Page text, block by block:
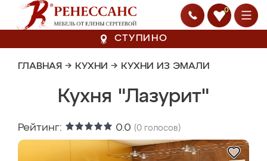
0
СТУПИНО
ГЛАВНАЯ → КУХНИ → КУХНИ ИЗ ЭМАЛИ
Кухня "Лазурит"
Рейтинг: 0.0 (0 голосов)